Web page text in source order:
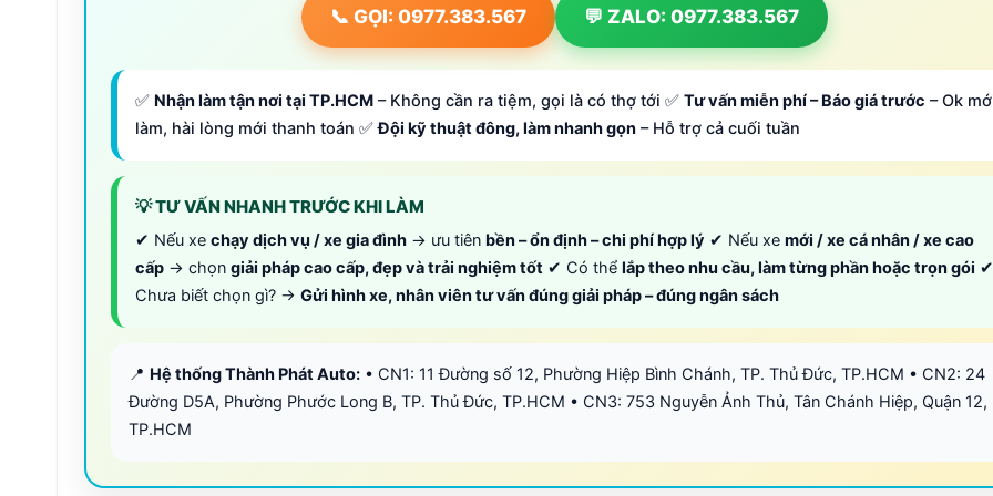
📞 GỌI: 0977.383.567 💬 ZALO: 0977.383.567
✅ Nhận làm tận nơi tại TP.HCM – Không cần ra tiệm, gọi là có thợ tới ✅ Tư vấn miễn phí – Báo giá trước – Ok
làm, hài lòng mới thanh toán ✅Đội kỹ thuật đông, làm nhanh gọn – Hỗ trợ cả cuối tuần
💡 TƯ VẤN NHANH TRƯỚC KHI LÀM
✔ Nếu xe chạy dịch vụ / xe gia đình → ưu tiên bền – ổn định – chi phí hợp lý ✔ Nếu xe mới / xe cá nhân / xe cao
cấp → chọn giải pháp cao cấp, đẹp và trải nghiệm tốt ✔ Có thể lắp theo nhu cầu, làm từng phần hoặc trọn gói ✔
Chưa biết chọn gì? → Gửi hình xe, nhân viên tư vấn đúng giải pháp – đúng ngân sách
📍 Hệ thống Thành Phát Auto: • CN1: 11 Đường số 12, Phường Hiệp Bình Chánh, TP. Thủ Đức, TP.HCM • CN2: 24
Đường D5A, Phường Phước Long B, TP. Thủ Đức, TP.HCM • CN3: 753 Nguyễn Ảnh Thủ, Tân Chánh Hiệp, Quận 12,
TP.HCM